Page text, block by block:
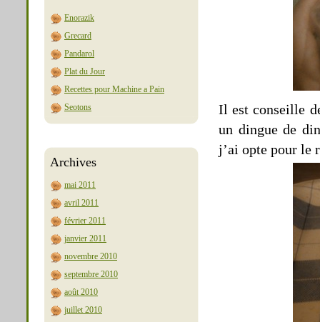
Enorazik
Grecard
Pandarol
Plat du Jour
Recettes pour Machine a Pain
Seotons
Archives
mai 2011
avril 2011
février 2011
janvier 2011
novembre 2010
septembre 2010
août 2010
juillet 2010
Il est conseille
un dingue de
j’ai opte pour le